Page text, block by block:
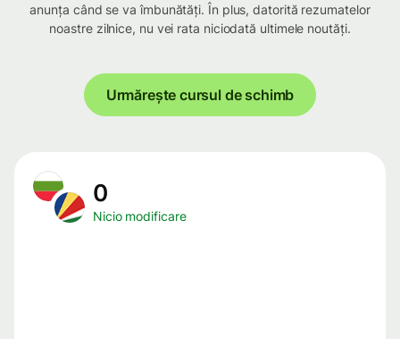
anunța când se va îmbunătăți. În plus, datorită rezumatelor
noastre zilnice, nu vei rata niciodată ultimele noutăți.
Urmărește cursul de schimb
0
Nicio modificare